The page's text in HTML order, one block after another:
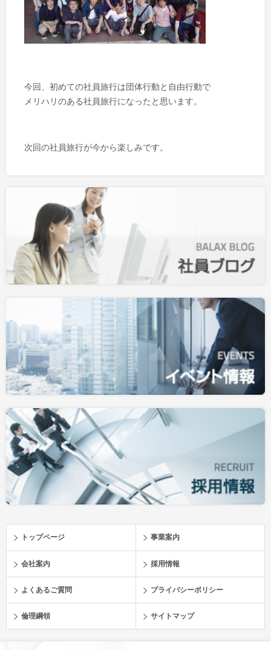
今回、初めての社員旅行は団体行動と自由行動で
メリハリのある社員旅行になったと思います。
次回の社員旅行が今から楽しみです。
トップページ 事業案内
会社案内 採用情報
よくあるご質問 プライバシーポリシー
倫理綱領 サイトマップ